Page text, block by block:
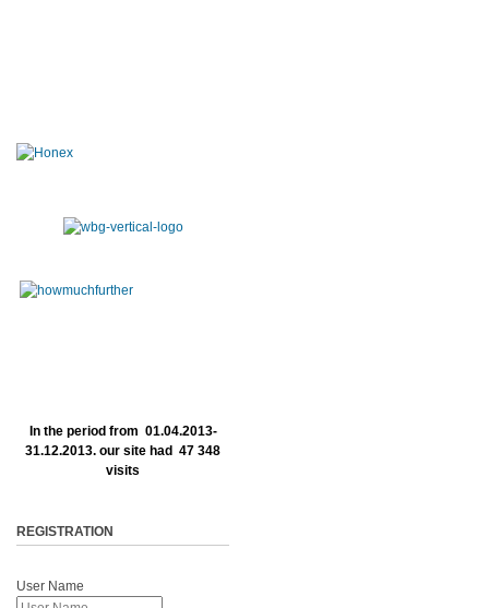
In the period from 01.04.2013-
31.12.2013. our site had 47 348
visits
REGISTRATION
User Name